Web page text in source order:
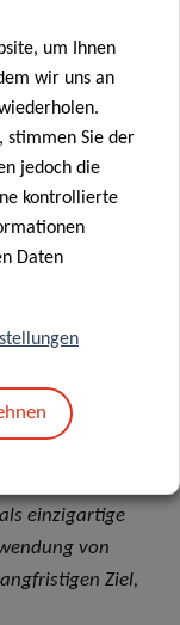
greifbaren
seiner
sollen Wissen
an
werden, um
der
Teams aus
mit
einzigartige
von
Ziel,
um Ihnen
wir uns an
stimmen Sie der
jedoch die
kontrollierte
Daten